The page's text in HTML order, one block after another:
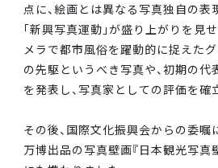
点に、絵画とは異なる写真独自の表
「新興写真運動」が盛り上がりを見
メラで都市風俗を躍動的に捉えたグ
の先駆というべき写真や、初期の代
を発表し、写真家としての評価を確
その後、国際文化振興会からの委嘱
万博出品の写真壁画『日本観光写真壁